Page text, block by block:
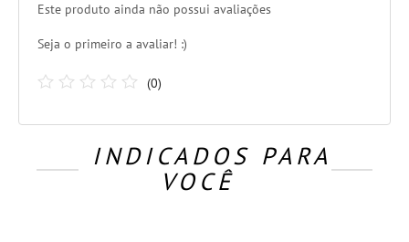
Este produto ainda não possui avaliações
Seja o primeiro a avaliar! :)
(0)
INDICADOS PARA
VOCÊ